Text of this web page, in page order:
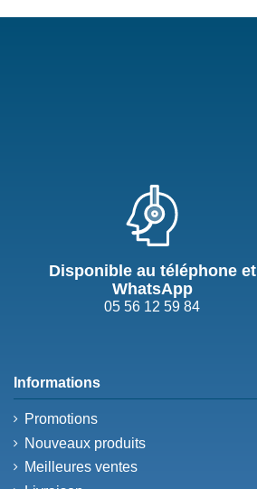
Disponible au téléphone et
WhatsApp
05 56 12 59 84
Informations
Promotions
Nouveaux produits
Meilleures ventes